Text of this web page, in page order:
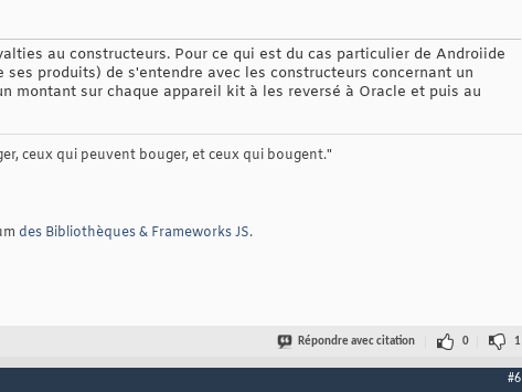
au constructeurs. Pour ce qui est du cas particulier de Androiide
produits) de s'entendre avec les constructeurs concernant un
montant sur chaque appareil kit à les reversé à Oracle et puis au
ceux qui peuvent bouger, et ceux qui bougent."
des Bibliothèques & Frameworks JS.
Répondre avec citation 0 1
#6